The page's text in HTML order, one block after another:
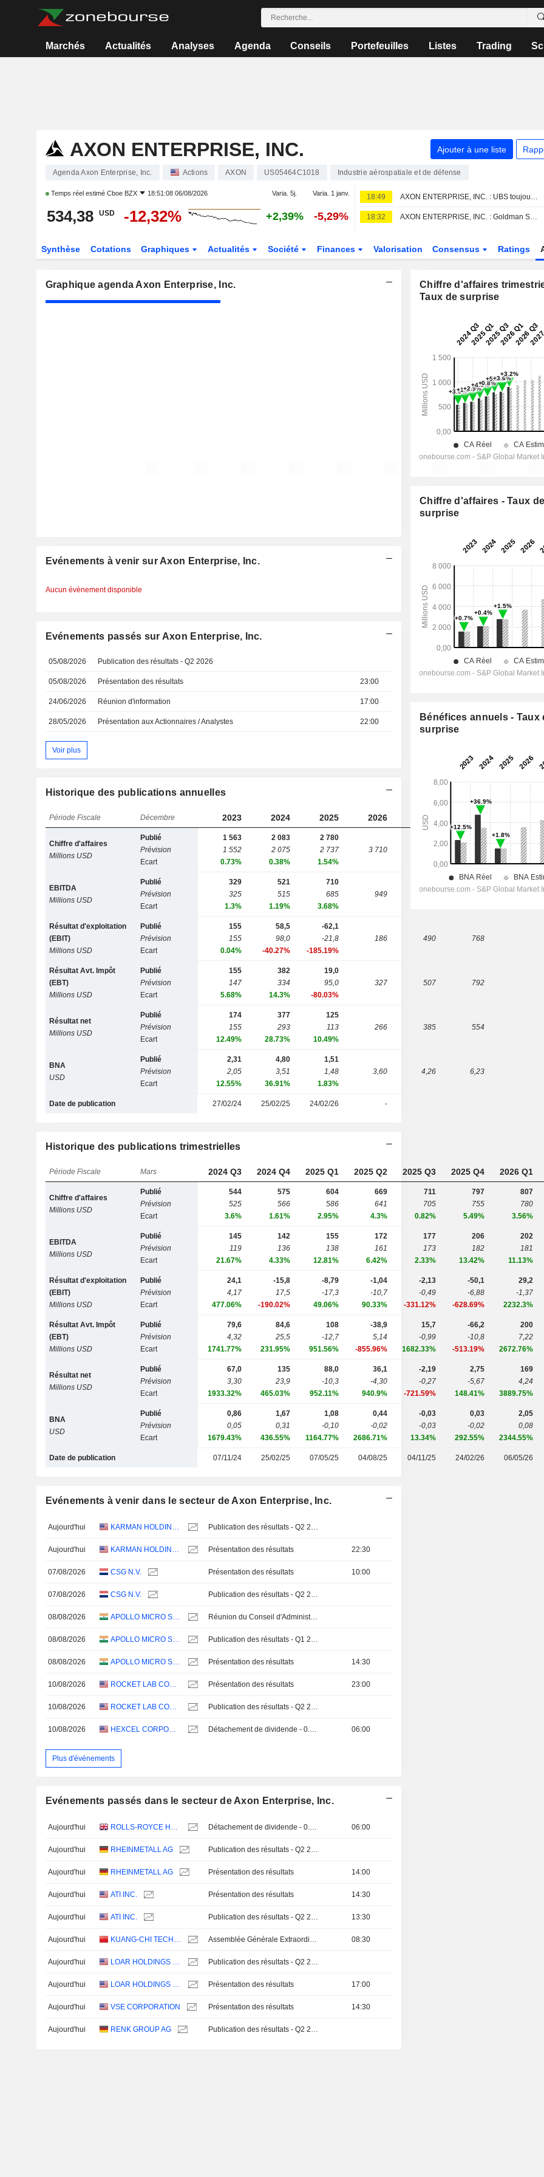
Marchés Actualités Analyses Agenda Conseils Portefeuilles Listes Trading
AXON ENTERPRISE, INC. Ajouter à une liste
Agenda Axon Enterprise, Inc. Actions AXON US05464C1018 Industrie aérospatiale et de défense
Temps réel estimé Cboe BZX 18:51:08 06/08/2026 Varia. 5j. Varia. 1 janv.
534,38 USD -12,32% +2,39% -5,29%
18:49 AXON ENTERPRISE, INC. : UBS toujours neutre sur le dossier
18:32 AXON ENTERPRISE, INC. : Goldman Sachs pas convaincu
Synthèse Cotations Graphiques Actualités Société Finances Valorisation Consensus Ratings
Graphique agenda Axon Enterprise, Inc.
Evénements à venir sur Axon Enterprise, Inc.
Aucun évènement disponible
Evénements passés sur Axon Enterprise, Inc.
05/08/2026 Publication des résultats - Q2 2026
05/08/2026 Présentation des résultats 23:00
24/06/2026 Réunion d'information 17:00
28/05/2026 Présentation aux Actionnaires / Analystes 22:00
Voir plus
Historique des publications annuelles
Période Fiscale Décembre 2023 2024 2025 2026 2027 2028
Chiffre d'affaires
Millions USD
Publié
Prévision
Ecart
1 563
1 552
0.73%
2 083
2 075
0.38%
2 780
2 737
1.54%
3 710 6 161
EBITDA
Millions USD
Publié
Prévision
Ecart
329
325
1.3%
521
515
1.19%
710
685
3.68%
949 1 273 1 712
Résultat d'exploitation
(EBIT)
Millions USD
Publié
Prévision
Ecart
155
155
0.04%
58,5
98,0
-40.27%
-62,1
-21,8
-185.19%
186 490 768
Résultat Avt. Impôt
(EBT)
Millions USD
Publié
Prévision
Ecart
155
147
5.68%
382
334
14.3%
19,0
95,0
-80.03%
327 507 792
Résultat net
Millions USD
Publié
Prévision
Ecart
174
155
12.49%
377
293
28.73%
125
113
10.49%
266 385 554
BNA
USD
Publié
Prévision
Ecart
2,31
2,05
12.55%
4,80
3,51
36.91%
1,51
1,48
1.83%
3,60 4,26 6,23
Date de publication 27/02/24 25/02/25 24/02/26 -
Historique des publications trimestrielles
Période Fiscale Mars 2024 Q3 2024 Q4 2025 Q1 2025 Q2 2025 Q3 2025 Q4 2026 Q1
Chiffre d'affaires
Millions USD
Publié
Prévision
Ecart
544
525
3.6%
575
566
1.61%
604
586
2.95%
669
641
4.3%
711
705
0.82%
797
755
5.49%
807
780
3.56%
EBITDA
Millions USD
Publié
Prévision
Ecart
145
119
21.67%
142
136
4.33%
155
138
12.81%
172
161
6.42%
177
173
2.33%
206
182
13.42%
202
181
11.13%
Résultat d'exploitation
(EBIT)
Millions USD
Publié
Prévision
Ecart
24,1
4,17
477.06%
-15,8
17,5
-190.02%
-8,79
-17,3
49.06%
-1,04
-10,7
90.33%
-2,13
-0,49
-331.12%
-50,1
-6,88
-628.69%
29,2
-1,37
2232.3%
Résultat Avt. Impôt
(EBT)
Millions USD
Publié
Prévision
Ecart
79,6
4,32
1741.77%
84,6
25,5
231.95%
108
-12,7
951.56%
-38,9
5,14
-855.96%
15,7
-0,99
1682.33%
-66,2
-10,8
-513.19%
200
7,22
2672.76%
Résultat net
Millions USD
Publié
Prévision
Ecart
67,0
3,30
1933.32%
135
23,9
465.03%
88,0
-10,3
952.11%
36,1
-4,30
940.9%
-2,19
-0,27
-721.59%
2,75
-5,67
148.41%
169
4,24
3889.75%
BNA
USD
Publié
Prévision
Ecart
0,86
0,05
1679.43%
1,67
0,31
436.55%
1,08
-0,10
1164.77%
0,44
-0,02
2686.71%
-0,03
-0,03
13.34%
0,03
-0,02
292.55%
2,05
0,08
2344.55%
Date de publication 07/11/24 25/02/25 07/05/25 04/08/25 04/11/25 24/02/26 06/05/26
Evénements à venir dans le secteur de Axon Enterprise, Inc.
Aujourd'hui KARMAN HOLDINGS INC. Publication des résultats - Q2 2026
Aujourd'hui KARMAN HOLDINGS INC. Présentation des résultats 22:30
07/08/2026 CSG N.V. Présentation des résultats 10:00
07/08/2026 CSG N.V. Publication des résultats - Q2 2026
08/08/2026 APOLLO MICRO SYSTEMS LIMITED Réunion du Conseil d'Administration
08/08/2026 APOLLO MICRO SYSTEMS LIMITED Publication des résultats - Q1 2027
08/08/2026 APOLLO MICRO SYSTEMS LIMITED Présentation des résultats 14:30
10/08/2026 ROCKET LAB CORPORATION Présentation des résultats 23:00
10/08/2026 ROCKET LAB CORPORATION Publication des résultats - Q2 2026
10/08/2026 HEXCEL CORPORATION Détachement de dividende - 0.18 USD 06:00
Plus d'événements
Evénements passés dans le secteur de Axon Enterprise, Inc.
Aujourd'hui ROLLS-ROYCE HOLDINGS PLC Détachement de dividende - 0.06 GBX 06:00
Aujourd'hui RHEINMETALL AG Publication des résultats - Q2 2026
Aujourd'hui RHEINMETALL AG Présentation des résultats 14:00
Aujourd'hui ATI INC. Présentation des résultats 14:30
Aujourd'hui ATI INC. Publication des résultats - Q2 2026 13:30
Aujourd'hui KUANG-CHI TECHNOLOGIES CO., LTD. Assemblée Générale Extraordinaire 08:30
Aujourd'hui LOAR HOLDINGS INC. Publication des résultats - Q2 2026
Aujourd'hui LOAR HOLDINGS INC. Présentation des résultats 17:00
Aujourd'hui VSE CORPORATION Présentation des résultats 14:30
Aujourd'hui RENK GROUP AG Publication des résultats - Q2 2026
Chiffre d'affaires
Taux de surprise
Chiffre d'affaires - Taux de
surprise
Bénéfices annuels - Taux
surprise